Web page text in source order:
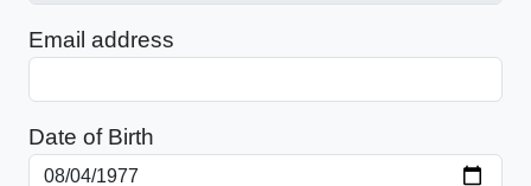
Email address
Date of Birth